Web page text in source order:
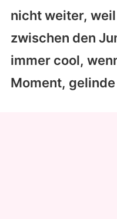
nicht weiter,
zwischen den
immer cool,
Moment,